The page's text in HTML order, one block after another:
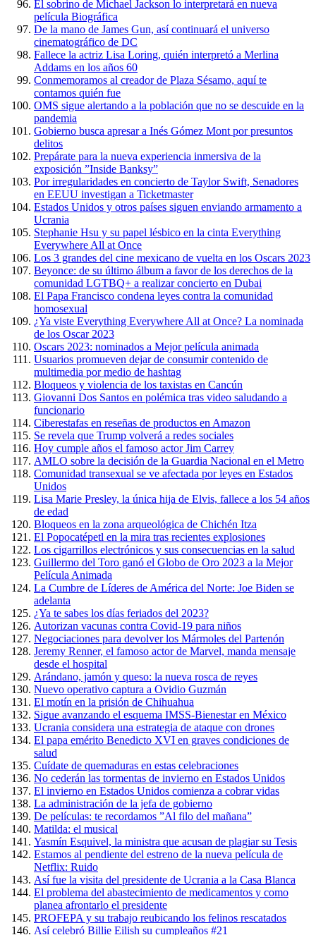
El sobrino de Michael Jackson lo interpretará en nueva
película Biográfica
De la mano de James Gun, así continuará el universo
cinematográfico de DC
Fallece la actriz Lisa Loring, quién interpretó a Merlina
Addams en los años 60
Conmemoramos al creador de Plaza Sésamo, aquí te
contamos quién fue
OMS sigue alertando a la población que no se descuide en la
pandemia
Gobierno busca apresar a Inés Gómez Mont por presuntos
delitos
Prepárate para la nueva experiencia inmersiva de la
exposición ”Inside Banksy”
Por irregularidades en concierto de Taylor Swift, Senadores
en EEUU investigan a Ticketmaster
Estados Unidos y otros países siguen enviando armamento a
Ucrania
Stephanie Hsu y su papel lésbico en la cinta Everything
Everywhere All at Once
Los 3 grandes del cine mexicano de vuelta en los Oscars 2023
Beyonce: de su último álbum a favor de los derechos de la
comunidad LGTBQ+ a realizar concierto en Dubai
El Papa Francisco condena leyes contra la comunidad
homosexual
¿Ya viste Everything Everywhere All at Once? La nominada
de los Oscar 2023
Oscars 2023: nominados a Mejor película animada
Usuarios promueven dejar de consumir contenido de
multimedia por medio de hashtag
Bloqueos y violencia de los taxistas en Cancún
Giovanni Dos Santos en polémica tras video saludando a
funcionario
Ciberestafas en reseñas de productos en Amazon
Se revela que Trump volverá a redes sociales
Hoy cumple años el famoso actor Jim Carrey
AMLO sobre la decisión de la Guardia Nacional en el Metro
Comunidad transexual se ve afectada por leyes en Estados
Unidos
Lisa Marie Presley, la única hija de Elvis, fallece a los 54 años
de edad
Bloqueos en la zona arqueológica de Chichén Itza
El Popocatépetl en la mira tras recientes explosiones
Los cigarrillos electrónicos y sus consecuencias en la salud
Guillermo del Toro ganó el Globo de Oro 2023 a la Mejor
Película Animada
La Cumbre de Líderes de América del Norte: Joe Biden se
adelanta
¿Ya te sabes los días feriados del 2023?
Autorizan vacunas contra Covid-19 para niños
Negociaciones para devolver los Mármoles del Partenón
Jeremy Renner, el famoso actor de Marvel, manda mensaje
desde el hospital
Arándano, jamón y queso: la nueva rosca de reyes
Nuevo operativo captura a Ovidio Guzmán
El motín en la prisión de Chihuahua
Sigue avanzando el esquema IMSS-Bienestar en México
Ucrania considera una estrategia de ataque con drones
El papa emérito Benedicto XVI en graves condiciones de
salud
Cuídate de quemaduras en estas celebraciones
No cederán las tormentas de invierno en Estados Unidos
El invierno en Estados Unidos comienza a cobrar vidas
La administración de la jefa de gobierno
De películas: te recordamos ”Al filo del mañana”
Matilda: el musical
Yasmín Esquivel, la ministra que acusan de plagiar su Tesis
Estamos al pendiente del estreno de la nueva película de
Netflix: Ruido
Así fue la visita del presidente de Ucrania a la Casa Blanca
El problema del abastecimiento de medicamentos y como
planea afrontarlo el presidente
PROFEPA y su trabajo reubicando los felinos rescatados
Así celebró Billie Eilish su cumpleaños #21